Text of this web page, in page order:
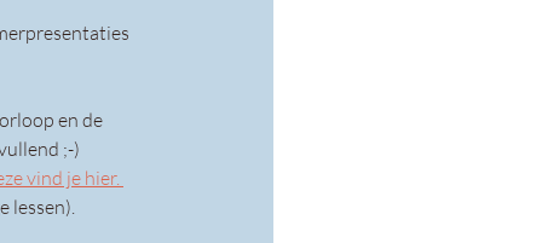
en de
;-)
vind je hier.
lessen).